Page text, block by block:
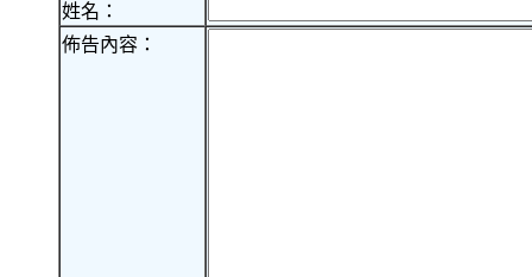
姓名：
佈告內容：